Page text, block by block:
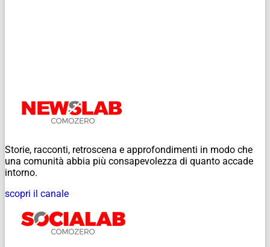
Storie, racconti, retroscena e approfondimenti in modo che
una comunità abbia più consapevolezza di quanto accade
intorno.
scopri il canale